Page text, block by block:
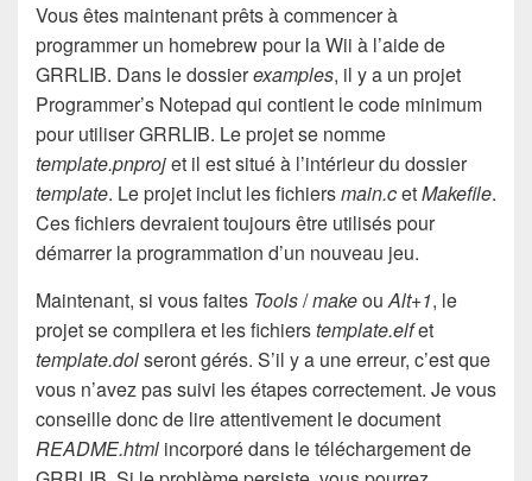
Vous êtes maintenant prêts à commencer à
programmer un homebrew pour la Wii à l’aide de
GRRLIB. Dans le dossierexamples, il y a un projet
Programmer’s Notepad qui contient le code minimum
pour utiliser GRRLIB. Le projet se nomme
template.pnprojet il est situé à l’intérieur du dossier
template. Le projet inclut les fichiersmain.cetMakefile.
Ces fichiers devraient toujours être utilisés pour
démarrer la programmation d’un nouveau jeu.
Maintenant, si vous faites Tools/makeouAlt+1, le
projet se compilera et les fichierstemplate.elfet
template.dolseront gérés. S’il y a une erreur, c’est que
vous n’avez pas suivi les étapes correctement. Je vous
conseille donc de lire attentivement le document
README.html incorporé dans le téléchargement de